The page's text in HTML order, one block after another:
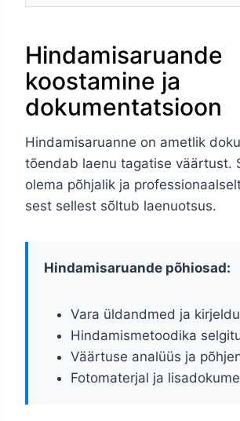
Hindamisaruande
koostamine ja
dokumentatsioon
Hindamisaruanne on ametlik
tõendab laenu tagatise väärtust.
olema põhjalik ja
sest sellest sõltub laenuotsus.
Hindamisaruande põhiosad:
Vara üldandmed ja
Hindamismetoodika
Väärtuse analüüs ja
Fotomaterjal ja